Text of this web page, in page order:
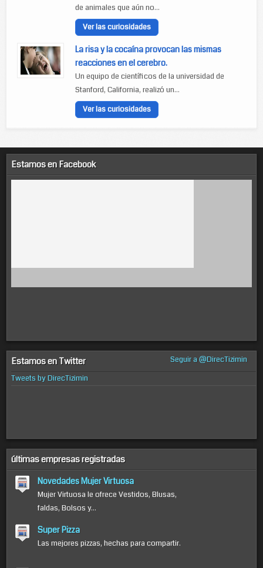
de animales que aún no...
Ver las curiosidades
La risa y la cocaína provocan las mismas
reacciones en el cerebro.
Un equipo de científicos de la universidad de
Stanford, California, realizó un...
Ver las curiosidades
Estamos en Facebook
Estamos en Twitter
Seguir a @DirecTizimin
Tweets by DirecTizimin
últimas empresas registradas
Novedades Mujer Virtuosa
Mujer Virtuosa le ofrece Vestidos, Blusas,
faldas, Bolsos y...
Super Pizza
Las mejores pizzas, hechas para compartir.